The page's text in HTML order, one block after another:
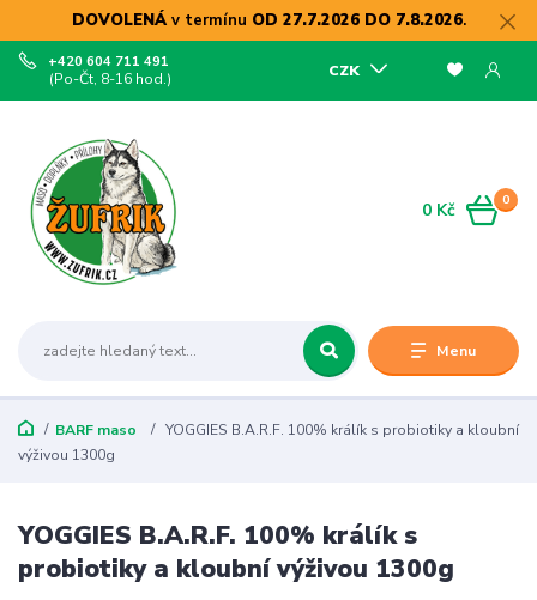
DOVOLENÁv termínu OD 27.7.2026 DO 7.8.2026.
Menu
CZK
+420 604 711 491
(Po-Čt, 8-16 hod.)
0
0 Kč
BARF maso
YOGGIES B.A.R.F. 100% králík s probiotiky a kloubní
výživou 1300g
YOGGIES B.A.R.F. 100% králík s
probiotiky a kloubní výživou 1300g